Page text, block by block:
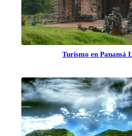
Turismo en Panamá